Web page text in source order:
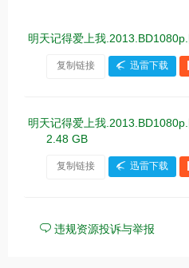
明天记得爱上我
复制链接 迅雷下载
明天记得爱上我
2.48 GB
复制链接 迅雷下载
违规资源投诉与举报